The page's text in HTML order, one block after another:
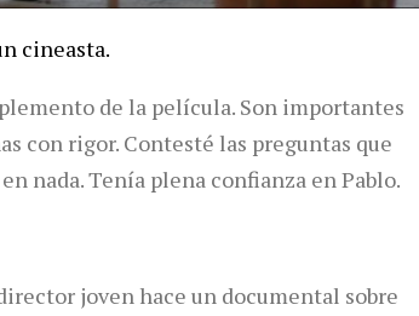
cineasta.
de la película. Son importantes
con rigor. Contesté las preguntas que
nada. Tenía plena confianza en Pablo.
joven hace un documental sobre